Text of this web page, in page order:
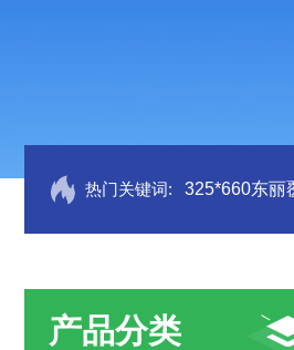
热门关键词: 325*660东丽
产品分类